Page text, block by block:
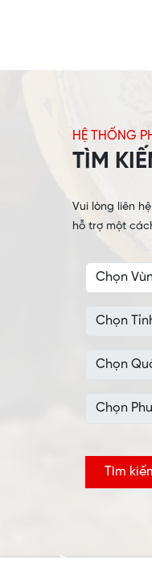
HỆ THỐNG
TÌM
Vui lòng liên
hỗ trợ một
Tìm